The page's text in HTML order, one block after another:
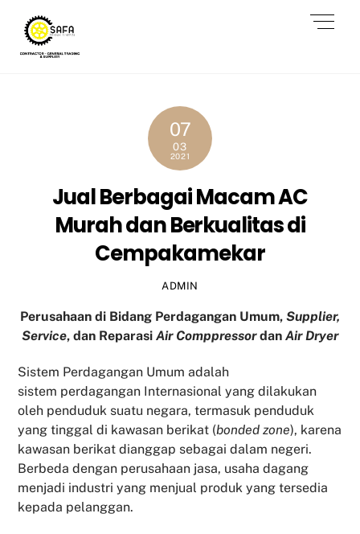
content
07
03
2021
Jual Berbagai Macam AC
Murah dan Berkualitas di
Cempakamekar
ADMIN
Perusahaan di Bidang Perdagangan Umum, Supplier,
Service, dan Reparasi Air Comppressordan Air Dryer
Sistem Perdagangan Umum adalah
sistem perdagangan Internasional yang dilakukan
oleh penduduk suatu negara, termasuk penduduk
yang tinggal di kawasan berikat (bonded zone), karena
kawasan berikat dianggap sebagai dalam negeri.
Berbeda dengan perusahaan jasa, usaha dagang
menjadi industri yang menjual produk yang tersedia
kepada pelanggan.